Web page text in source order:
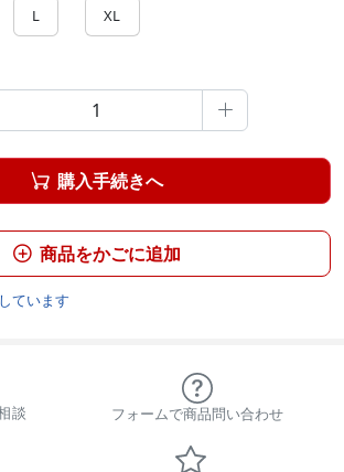
L XL

 購入手続きへ
 商品をかごに追加
ています
談 フォームで商品問い合わせ